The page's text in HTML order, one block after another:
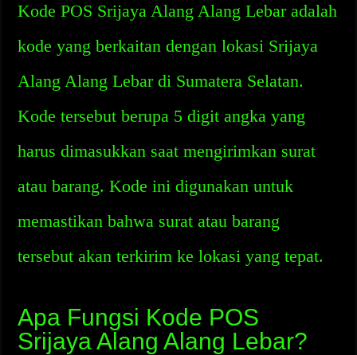
Kode POS Srijaya Alang Alang Lebar adalah
kode yang berkaitan dengan lokasi Srijaya
Alang Alang Lebar di Sumatera Selatan.
Kode tersebut berupa 5 digit angka yang
harus dimasukkan saat mengirimkan surat
atau barang. Kode ini digunakan untuk
memastikan bahwa surat atau barang
tersebut akan terkirim ke lokasi yang tepat.
Apa Fungsi Kode POS
Srijaya Alang Alang Lebar?